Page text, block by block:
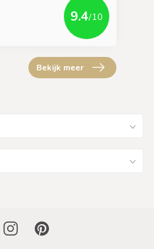
9.4/10
Bekijk meer